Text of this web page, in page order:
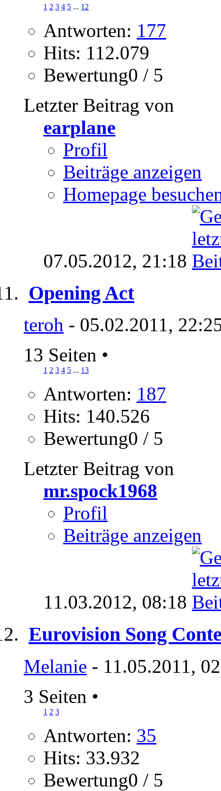
1 2 3 4 5 ... 12
Antworten: 177
Hits: 112.079
Bewertung0 / 5
Letzter Beitrag von
earplane
Profil
Beiträge anzeigen
Homepage
07.05.2012, 21:18
Opening Act
teroh - 05.02.2011,
13 Seiten •
1 2 3 4 5 ... 13
Antworten: 187
Hits: 140.526
Bewertung0 / 5
Letzter Beitrag von
mr.spock1968
Profil
Beiträge anzeigen
11.03.2012, 08:18
Eurovision Song
Melanie - 11.05.2011,
3 Seiten •
1 2 3
Antworten: 35
Hits: 33.932
Bewertung0 / 5